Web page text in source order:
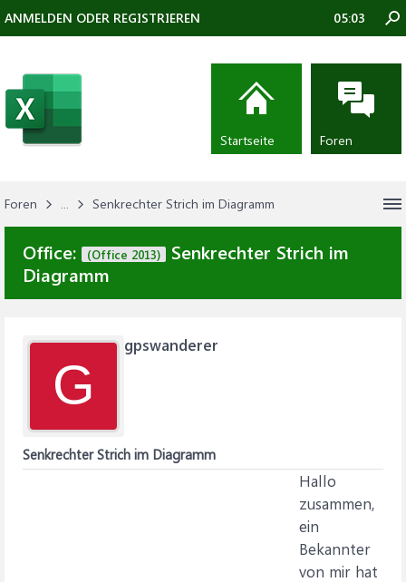
Foren ... Senkrechter Strich im Diagramm
Office: (Office 2013)
Senkrechter Strich im
Diagramm
G
gpswanderer
Senkrechter Strich im Diagramm
Hallo
zusammen,
ein
Bekannter
von mir hat
ANMELDEN ODER REGISTRIEREN 05:03
Startseite Foren